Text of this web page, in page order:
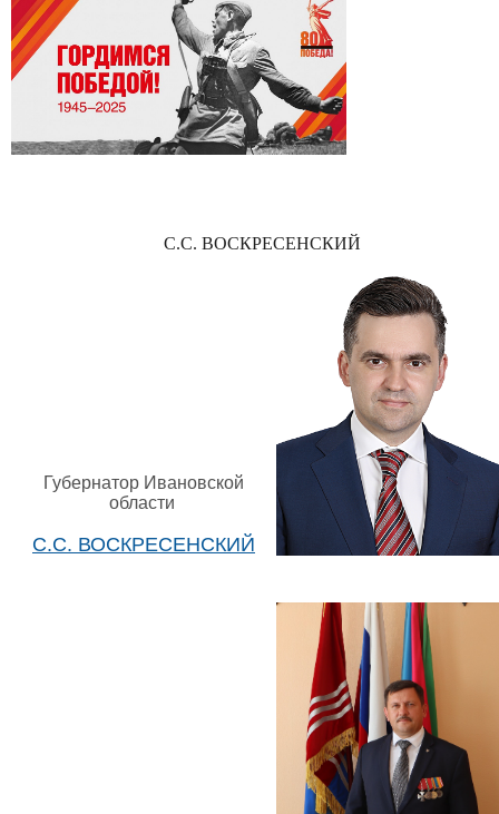
С.С. ВОСКРЕСЕНСКИЙ
Губернатор Ивановской
области
С.С. ВОСКРЕСЕНСКИЙ